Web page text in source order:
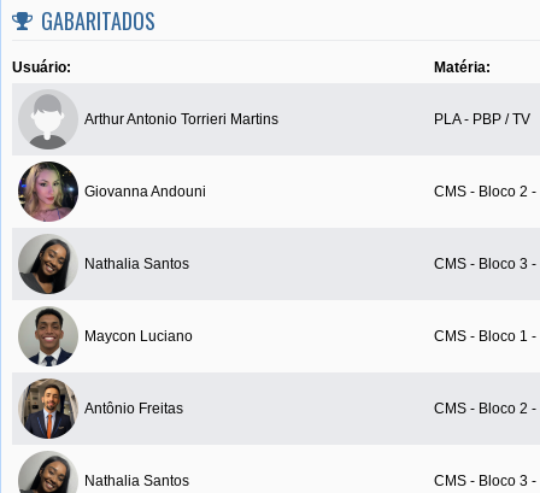
GABARITADOS
Usuário: Matéria:
Arthur Antonio Torrieri Martins PLA - PBP / TV
Giovanna Andouni CMS - Bloco 2 -
Nathalia Santos CMS - Bloco 3 -
Maycon Luciano CMS - Bloco 1 -
Antônio Freitas CMS - Bloco 2 -
Nathalia Santos CMS - Bloco 3 -